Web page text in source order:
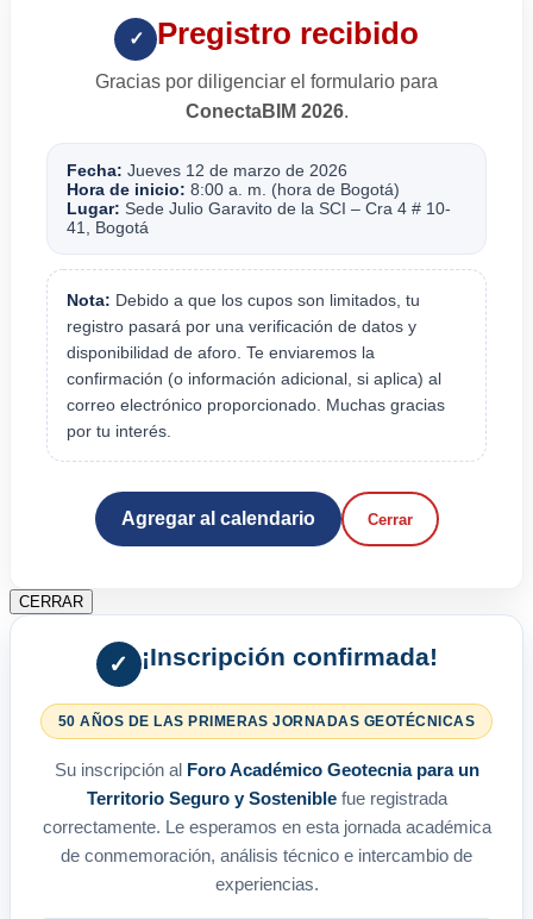
✓ Pregistro recibido
Gracias por diligenciar el formulario para
ConectaBIM 2026.
Fecha: Jueves 12 de marzo de 2026
Hora de inicio: 8:00 a. m. (hora de Bogotá)
Lugar: Sede Julio Garavito de la SCI – Cra 4 # 10-
41, Bogotá
Nota: Debido a que los cupos son limitados, tu
registro pasará por una verificación de datos y
disponibilidad de aforo. Te enviaremos la
confirmación (o información adicional, si aplica) al
correo electrónico proporcionado. Muchas gracias
por tu interés.
Agregar al calendario Cerrar
CERRAR
✓ ¡Inscripción confirmada!
50 AÑOS DE LAS PRIMERAS JORNADAS GEOTÉCNICAS
Su inscripción al Foro Académico Geotecnia para un
Territorio Seguro y Sosteniblefue registrada
correctamente. Le esperamos en esta jornada académica
de conmemoración, análisis técnico e intercambio de
experiencias.